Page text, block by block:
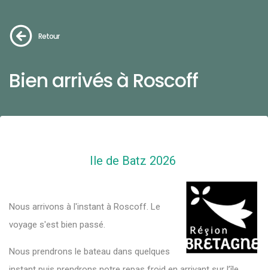
Retour
Bien arrivés à Roscoff
Ile de Batz 2026
Nous arrivons à l'instant à Roscoff. Le
voyage s'est bien passé.
Nous prendrons le bateau dans quelques